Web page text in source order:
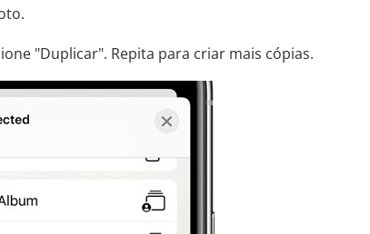
"Duplicar". Repita para criar mais cópias.